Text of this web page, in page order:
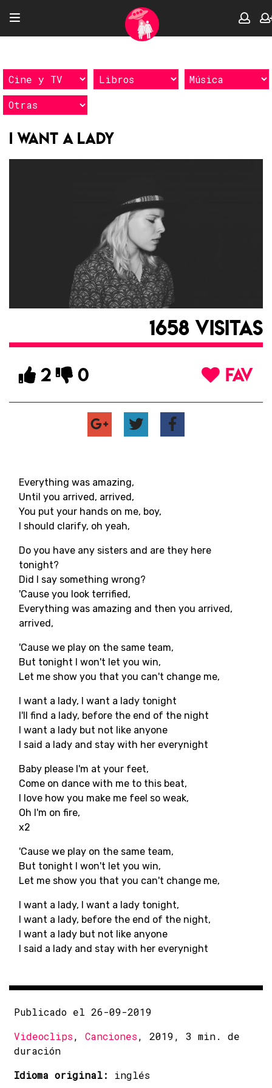
I Want A Lady
1658 VISITAS
2 0 FAV
Everything was amazing,
Until you arrived, arrived,
You put your hands on me, boy,
I should clarify, oh yeah,
Do you have any sisters and are they here
tonight?
Did I say something wrong?
'Cause you look terrified,
Everything was amazing and then you arrived,
arrived,
'Cause we play on the same team,
But tonight I won't let you win,
Let me show you that you can't change me,
I want a lady, I want a lady tonight
I'll find a lady, before the end of the night
I want a lady but not like anyone
I said a lady and stay with her everynight
Baby please I'm at your feet,
Come on dance with me to this beat,
I love how you make me feel so weak,
Oh I'm on fire,
x2
'Cause we play on the same team,
But tonight I won't let you win,
Let me show you that you can't change me,
I want a lady, I want a lady tonight,
I want a lady, before the end of the night,
I want a lady but not like anyone
I said a lady and stay with her everynight
Publicado el 26-09-2019
Videoclips, Canciones, 2019, 3 min. de
duración
Idioma original: inglés